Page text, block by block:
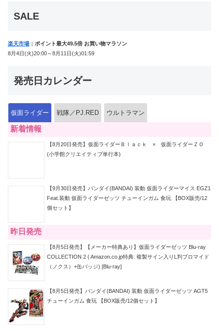
SALE
楽天市場 ：ポイント最大49.5倍 お買い物マラソン
8月4日(火)20:00～8月11日(火)01:59
発売日カレンダー
仮面ライダー 戦隊／PJ.RED ウルトラマン
新着情報
【8月20日発売】仮面ライダーＢｌａｃｋ × 仮面ライダーＺＯ
(小学館クリエイティブ単行本)
【9月30日発売】バンダイ(BANDAI) 装動 仮面ライダーマイス EGZ1
Feat.装動 仮面ライダーゼッツ チューインガム 食玩 【BOX販売/12
個セット】
昨日発売
【8月5日発売】【メーカー特典あり】仮面ライダーゼッツ Blu-ray
COLLECTION 2 ( Amazon.co.jp特典: 複製サイン入りL判ブロマイド
（ノクス）+缶バッジ) [Blu-ray]
【8月5日発売】バンダイ(BANDAI) 装動 仮面ライダーゼッツ AGT5
チューインガム 食玩 【BOX販売/12個セット】